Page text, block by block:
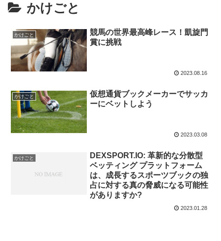
かけごと
かけごと
競馬の世界最高峰レース！凱旋門
賞に挑戦
2023.08.16
かけごと
仮想通貨ブックメーカーでサッカ
ーにベットしよう
2023.03.08
かけごと
DEXSPORT.IO: 革新的な分散型
ベッティング プラットフォーム
は、成長するスポーツブックの独
占に対する真の脅威になる可能性
がありますか?
2023.01.28